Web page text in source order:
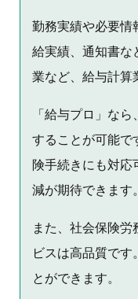
勤務実績や必要情
給実績、通知書な
業など、給与計算
「給与プロ」な
することが可能で
険手続きにも対応
減が期待できます。
また、社会保険
ビスは高品質です
とができます。